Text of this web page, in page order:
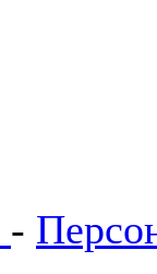
-